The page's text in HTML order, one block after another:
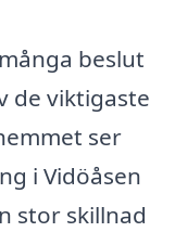
beslut
de viktigaste
ser
i Vidöåsen
stor skillnad